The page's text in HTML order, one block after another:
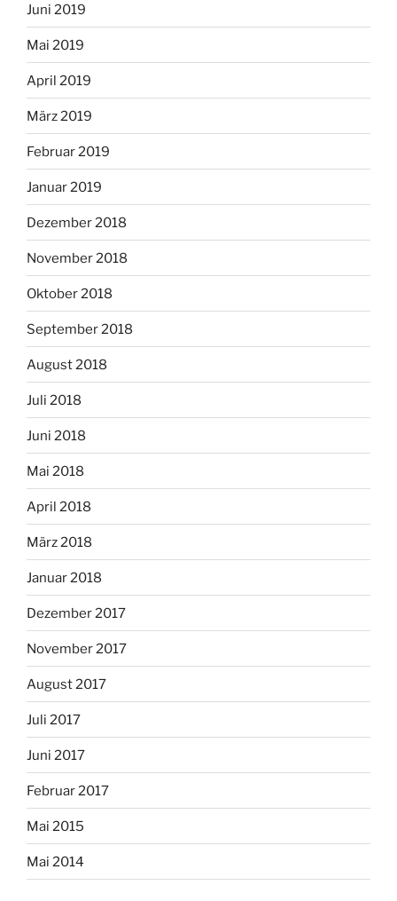
Juni 2019
Mai 2019
April 2019
März 2019
Februar 2019
Januar 2019
Dezember 2018
November 2018
Oktober 2018
September 2018
August 2018
Juli 2018
Juni 2018
Mai 2018
April 2018
März 2018
Januar 2018
Dezember 2017
November 2017
August 2017
Juli 2017
Juni 2017
Februar 2017
Mai 2015
Mai 2014